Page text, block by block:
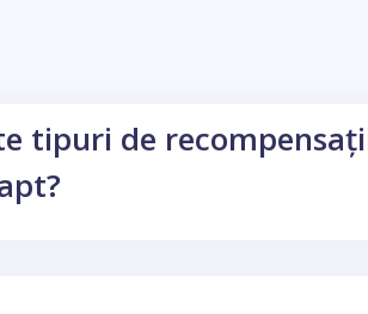
tipuri de